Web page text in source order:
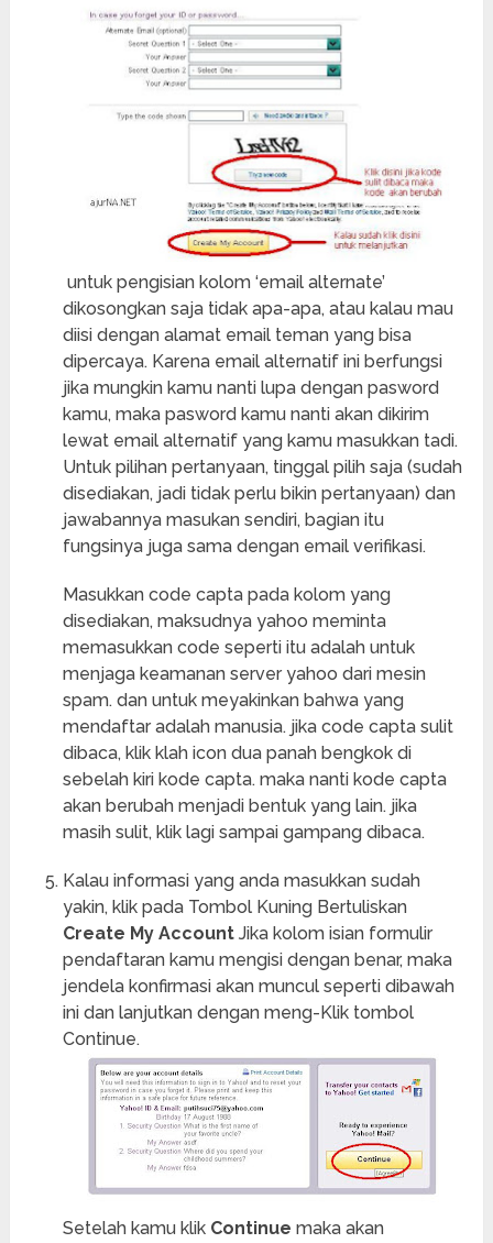
untuk pengisian kolom ‘email alternate’
dikosongkan saja tidak apa-apa, atau kalau mau
diisi dengan alamat email teman yang bisa
dipercaya. Karena email alternatif ini berfungsi
jika mungkin kamu nanti lupa dengan pasword
kamu, maka pasword kamu nanti akan dikirim
lewat email alternatif yang kamu masukkan tadi.
Untuk pilihan pertanyaan, tinggal pilih saja (sudah
disediakan, jadi tidak perlu bikin pertanyaan) dan
jawabannya masukan sendiri, bagian itu
fungsinya juga sama dengan email verifikasi.
Masukkan code capta pada kolom yang
disediakan, maksudnya yahoo meminta
memasukkan code seperti itu adalah untuk
menjaga keamanan server yahoo dari mesin
spam. dan untuk meyakinkan bahwa yang
mendaftar adalah manusia. jika code capta sulit
dibaca, klik klah icon dua panah bengkok di
sebelah kiri kode capta. maka nanti kode capta
akan berubah menjadi bentuk yang lain. jika
masih sulit, klik lagi sampai gampang dibaca.
Kalau informasi yang anda masukkan sudah
yakin, klik pada Tombol Kuning Bertuliskan
Create My AccountJika kolom isian formulir
pendaftaran kamu mengisi dengan benar, maka
jendela konfirmasi akan muncul seperti dibawah
ini dan lanjutkan dengan meng-Klik tombol
Continue.
Setelah kamu klik Continue maka akan